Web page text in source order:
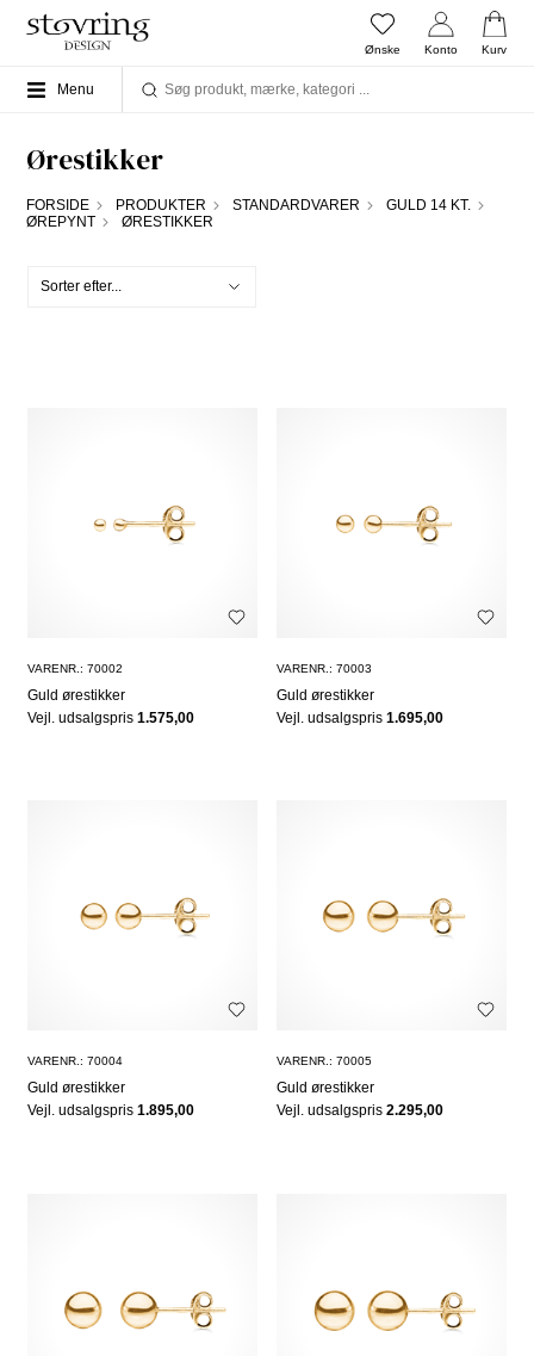
Ønske Konto Kurv
Menu
Ørestikker
FORSIDE PRODUKTER STANDARDVARER
GULD 14 KT.
ØREPYNT
ØRESTIKKER
VARENR.: 70002
Guld ørestikker
Vejl. udsalgspris 1.575,00
VARENR.: 70003
Guld ørestikker
Vejl. udsalgspris1.695,00
VARENR.: 70004
Guld ørestikker
Vejl. udsalgspris 1.895,00
VARENR.: 70005
Guld ørestikker
Vejl. udsalgspris2.295,00